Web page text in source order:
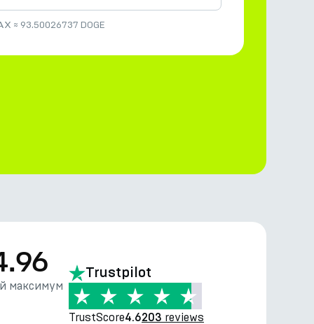
≈ 93.50026737 DOGE
максимум
Trustpilot
TrustScore4.6203 reviews